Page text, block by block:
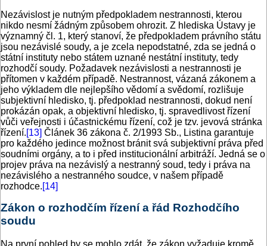
Nezávislost je nutným předpokladem nestrannosti, kterou
nikdo nesmí žádným způsobem ohrozit. Z hlediska Ústavy je
významný čl. 1, který stanoví, že předpokladem právního státu
jsou nezávislé soudy, a je zcela nepodstatné, zda se jedná o
státní instituty nebo státem uznané nestátní instituty, tedy
rozhodčí soudy. Požadavek nezávislosti a nestrannosti je
přítomen v každém případě. Nestrannost, vázaná zákonem a
jeho výkladem dle nejlepšího vědomí a svědomí, rozlišuje
subjektivní hledisko, tj. předpoklad nestrannosti, dokud není
prokázán opak, a objektivní hledisko, tj. spravedlivost řízení
vůči veřejnosti i účastnickému řízení, což je tzv. jevová stránka
řízení.[13] Článek 36 zákona č. 2/1993 Sb., Listina garantuje
pro každého jedince možnost bránit svá subjektivní práva před
soudními orgány, a to i před institucionální arbitráží. Jedná se o
projev práva na nezávislý a nestranný soud, tedy i práva na
nezávislého a nestranného soudce, v našem případě
rozhodce.[14]
Zákon o rozhodčím řízení a řád Rozhodčího
soudu
Na první pohled by se mohlo zdát, že zákon vyžaduje kromě